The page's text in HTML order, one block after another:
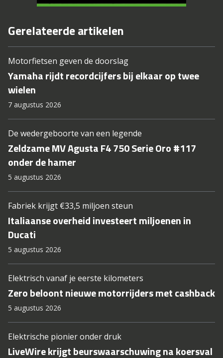
Gerelateerde artikelen
Motorfietsen geven de doorslag
Yamaha rijdt recordcijfers bij elkaar op twee
wielen
7 augustus 2026
De wedergeboorte van een legende
Zeldzame MV Agusta F4 750 Serie Oro #117
onder de hamer
5 augustus 2026
Fabriek krijgt €33,5 miljoen steun
Italiaanse overheid investeert miljoenen in
Ducati
5 augustus 2026
Elektrisch vanaf je eerste kilometers
Zero beloont nieuwe motorrijders met cashback
5 augustus 2026
Elektrische pionier onder druk
LiveWire krijgt beurswaarschuwing na koersval